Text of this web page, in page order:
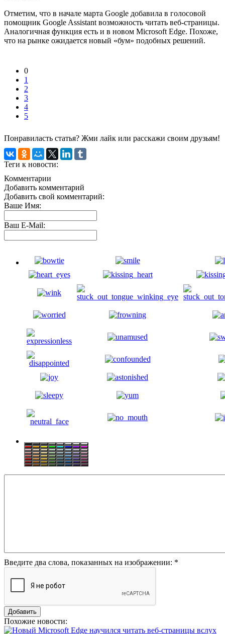
Отметим, что в начале марта Google добавила в голосовой
помощник Google Assistant возможность читать веб-страницы.
Аналогичная функция есть и в новом Microsoft Edge. Похоже,
что на рынке ожидается новый «бум» подобных решений.
0
1
2
3
4
5
Понравиласть статья? Жми лайк или расскажи своим друзьям!
Теги к новости:
Комментарии
Добавить комментарий
Добавить свой комментарий:
Ваше Имя:
Ваш E-Mail:
Введите два слова, показанных на изображении: *
Похожие новости: